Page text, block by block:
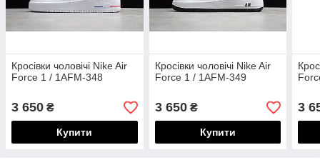
Кросівки чоловічі Nike Air
Force 1 / 1AFM-348
3 650 ₴
Купити
Кросівки чоловічі Nike Air
Force 1 / 1AFM-349
3 650₴
Купити
3